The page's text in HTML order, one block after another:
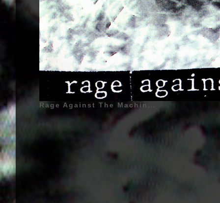
Rage Against The Machine - Rage Against The Machine - 1992 | RATM | Zack de la Rocha (Zacharias Manuel de la Rocha) - 12 Janvier 1970 - Long Beach, Californie, États-Unis d'Amérique - Chant (1991 - 2000, 2007 - 2011, 2019 - ...), Tom Morello (Thomas Baptist Morello) (Surnom : The Nightwatchman) - 30 Mai 1964 - Harlem, New York, États-Unis d'Amérique - Guitare (1991 - 2000, 2007 - 2011, 2019 - ...), Tim Commerford (Timothy Robert Commerford) (Également appelé : Timmy C., Y.tim.K, Simmering T, Tim Bob, Tim.com) - 26 Février 1968 - Irvine, Californie, États-Unis d'Amérique - Guitare Basse, Choeurs (1991 - 2000, 2007 - 2011, 2019 - ...), Brad Wilk (Bradley Joseph Wilk) - 5 Septembre 1968 - Portland, Oregon, États-Unis d'Amérique - Batterie, Percussions (1991 - 2000, 2007 - 2011, 2019 - ...) | Genre : Rap Rock, Rap Metal, Funk Metal, Fusion, Metal Alternatif | Pochette | 01 | Pochette d'Album